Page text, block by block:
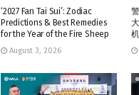
‘2027 Fan Tai Sui’: Zodiac
Predictions & Best Remedies
for the Year of the Fire Sheep
August 3, 2026